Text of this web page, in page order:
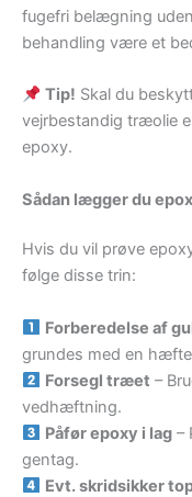
fugefri belægning
behandling være et
Tip! Skal du
vejrbestandig træolie
epoxy.
Sådan lægger du
Hvis du vil prøve
følge disse trin:
Forberedelse af
grundes med en
Forsegl træet –
vedhæftning.
Påfør epoxy i lag–
gentag.
Evt. skridsikker